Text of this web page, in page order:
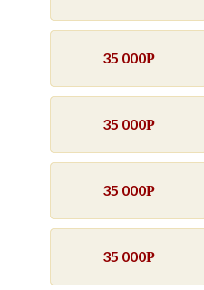
35 000Р
35 000Р
35 000Р
35 000Р